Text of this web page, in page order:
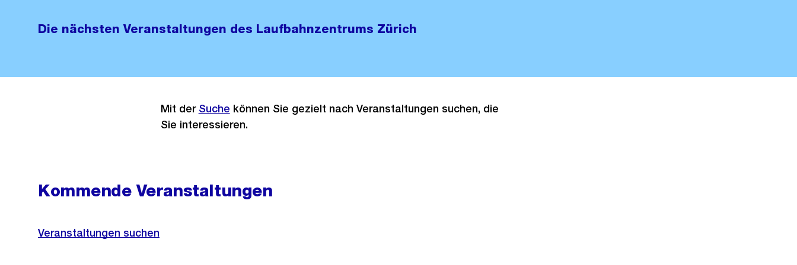
Die nächsten Veranstaltungen des Laufbahnzentrums Zürich
Mit der Suche können Sie gezielt nach Veranstaltungen suchen, die
Sie interessieren.
Kommende Veranstaltungen
Veranstaltungen suchen